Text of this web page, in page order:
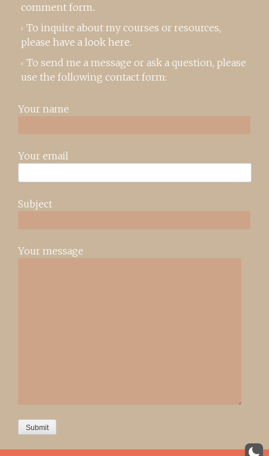
comment form..
To inquire about my courses or resources,
please have a look here.
To send me a message or ask a question, please
use the following contact form:
Your name
Your email
Subject
Your message